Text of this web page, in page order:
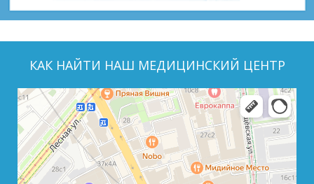
КАК НАЙТИ НАШ МЕДИЦИНСКИЙ ЦЕНТР